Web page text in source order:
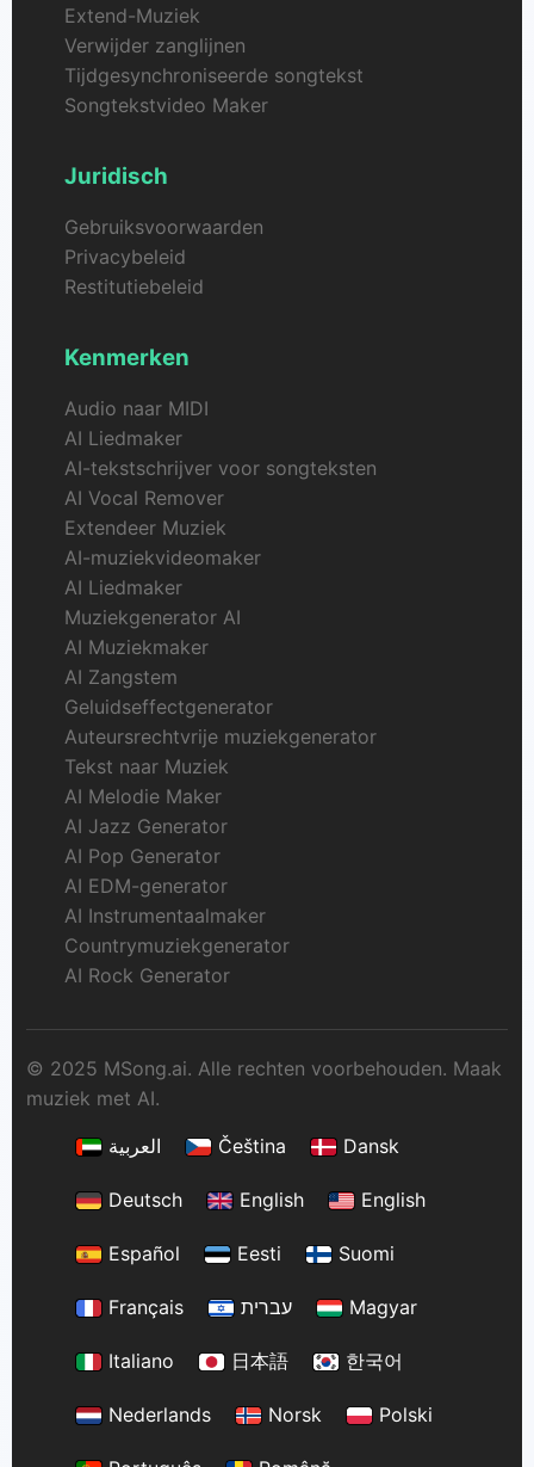
Extend-Muziek
Verwijder zanglijnen
Tijdgesynchroniseerde songtekst
Songtekstvideo Maker
Juridisch
Gebruiksvoorwaarden
Privacybeleid
Restitutiebeleid
Kenmerken
Audio naar MIDI
AI Liedmaker
AI-tekstschrijver voor songteksten
AI Vocal Remover
Extendeer Muziek
AI-muziekvideomaker
AI Liedmaker
Muziekgenerator AI
AI Muziekmaker
AI Zangstem
Geluidseffectgenerator
Auteursrechtvrije muziekgenerator
Tekst naar Muziek
AI Melodie Maker
AI Jazz Generator
AI Pop Generator
AI EDM-generator
AI Instrumentaalmaker
Countrymuziekgenerator
AI Rock Generator
© 2025 MSong.ai. Alle rechten voorbehouden. Maak
muziek met AI.
العربية
Čeština Dansk
Deutsch English English
Español Eesti Suomi
Français עברית Magyar
Italiano 日本語 한국어
Nederlands Norsk Polski